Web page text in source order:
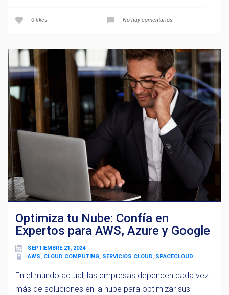
0 likes No hay comentarios
Optimiza tu Nube: Confía en
Expertos para AWS, Azure y Google
SEPTIEMBRE 21, 2024
AWS, CLOUD COMPUTING, SERVICIOS CLOUD, SPACECLOUD
En el mundo actual, las empresas dependen cada vez
más de soluciones en la nube para optimizar sus